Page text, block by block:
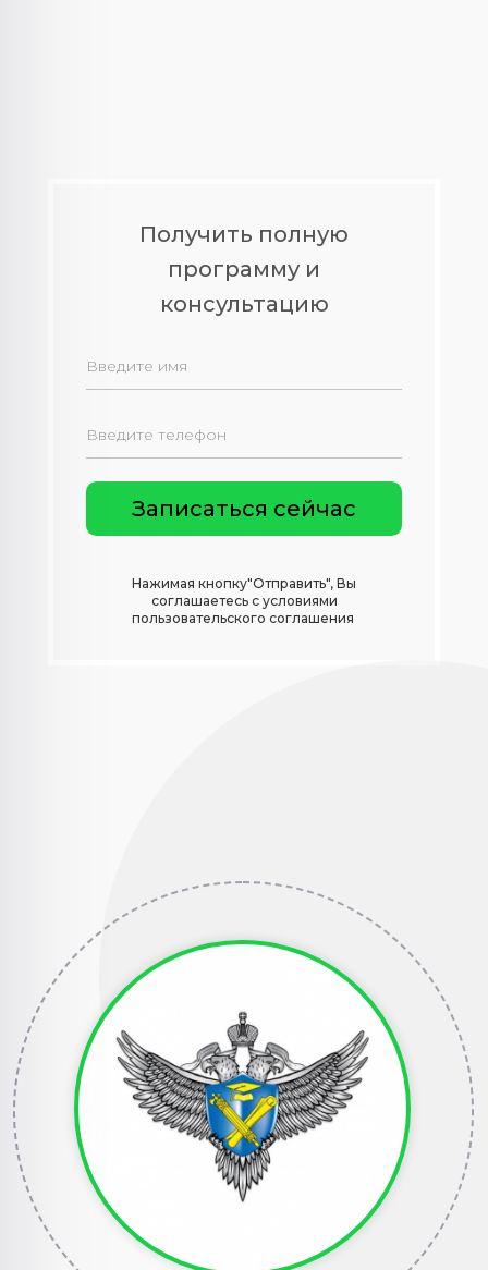
Получить полную
программу и
консультацию
Нажимая кнопку"Отправить", Вы
соглашаетесь с условиями
пользовательского соглашения